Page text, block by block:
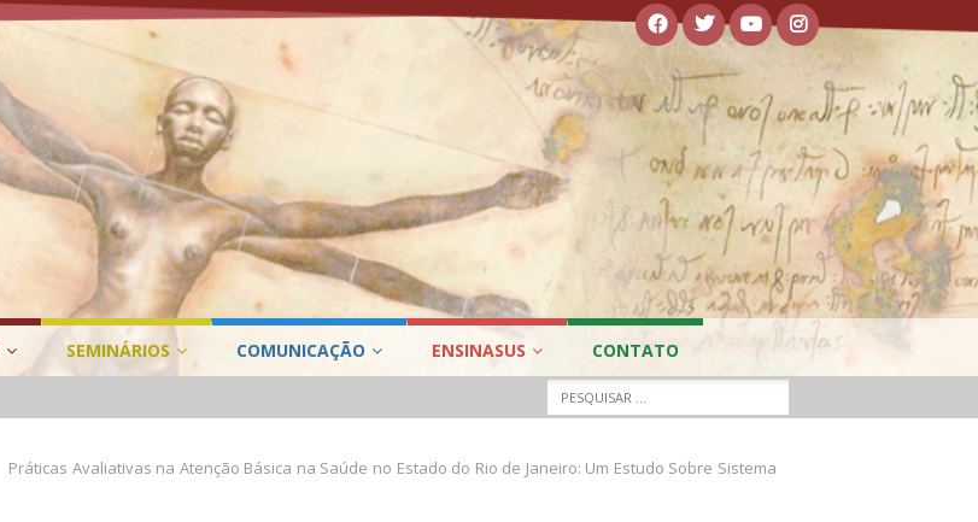
SEMINÁRIOS COMUNICAÇÃO ENSINASUS CONTATO
Práticas Avaliativas na Atenção Básica na Saúde no Estado do Rio de Janeiro: Um Estudo Sobre Sistema